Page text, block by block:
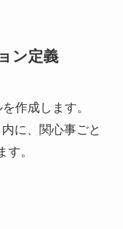
ン定義
作成します。
に、関心事ごと
。